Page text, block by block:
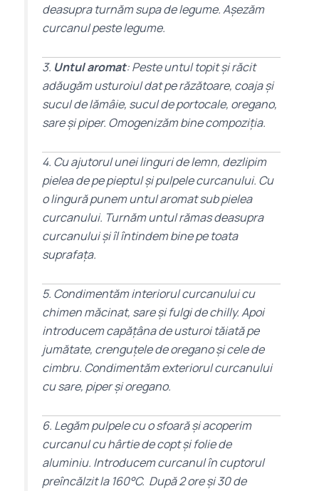
deasupra turnăm supa de legume. Așezăm
curcanul peste legume.
3. Untul aromat: Peste untul topit și răcit
adăugăm usturoiul dat pe răzătoare, coaja și
sucul de lămâie, sucul de portocale, oregano,
sare și piper. Omogenizăm bine compoziția.
4. Cu ajutorul unei linguri de lemn, dezlipim
pielea de pe pieptul și pulpele curcanului. Cu
o lingură punem untul aromat sub pielea
curcanului. Turnăm untul rămas deasupra
curcanului și îl întindem bine pe toata
suprafața.
5. Condimentăm interiorul curcanului cu
chimen măcinat, sare și fulgi de chilly. Apoi
introducem capățâna de usturoi tăiată pe
jumătate, crenguțele de oregano și cele de
cimbru. Condimentăm exteriorul curcanului
cu sare, piper și oregano.
6. Legăm pulpele cu o sfoară și acoperim
curcanul cu hârtie de copt și folie de
aluminiu. Introducem curcanul în cuptorul
preîncălzit la 160°C. După 2 ore și 30 de